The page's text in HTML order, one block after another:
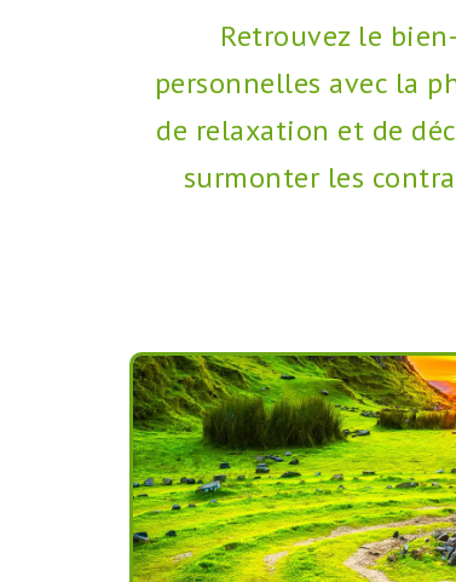
abonnez-
vous
à
ma
et
à
manquer
à
la
rentrée
!
Retrouvez le
personnelles avec la
de relaxation et de
surmonter les